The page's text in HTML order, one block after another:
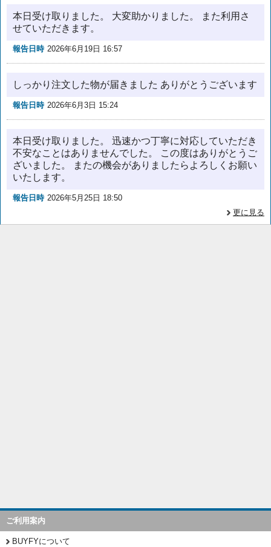
本日受け取りました。 大変助かりました。 また利用さ
せていただきます。
報告日時 2026年6月19日 16:57
しっかり注文した物が届きました ありがとうございます
報告日時 2026年6月3日 15:24
本日受け取りました。 迅速かつ丁寧に対応していただき
不安なことはありませんでした。 この度はありがとうご
ざいました。 またの機会がありましたらよろしくお願い
いたします。
報告日時 2026年5月25日 18:50
更に見る
ご利用案内
BUYFYについて